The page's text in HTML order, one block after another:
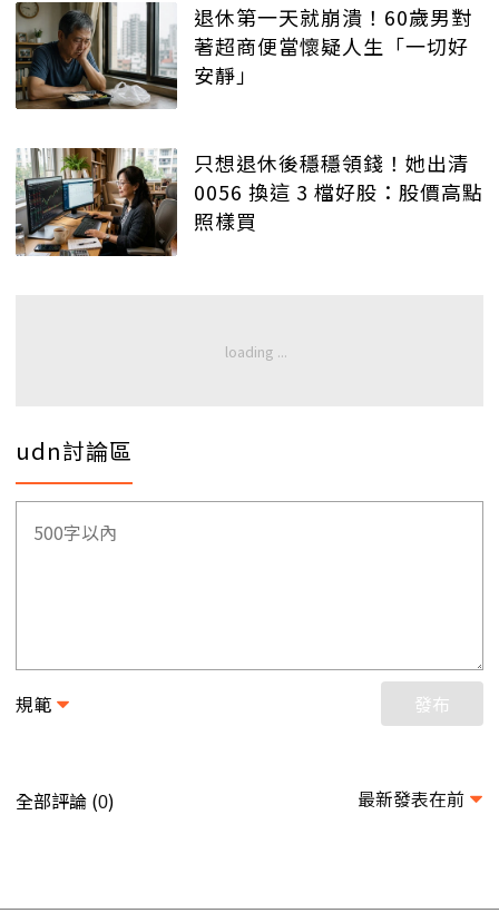
退休第一天就崩潰！60歲男對
著超商便當懷疑人生「一切好
安靜」
只想退休後穩穩領錢！她出清
0056 換這 3 檔好股：股價高點
照樣買
udn討論區
規範 發布
全部評論 (0) 最新發表在前